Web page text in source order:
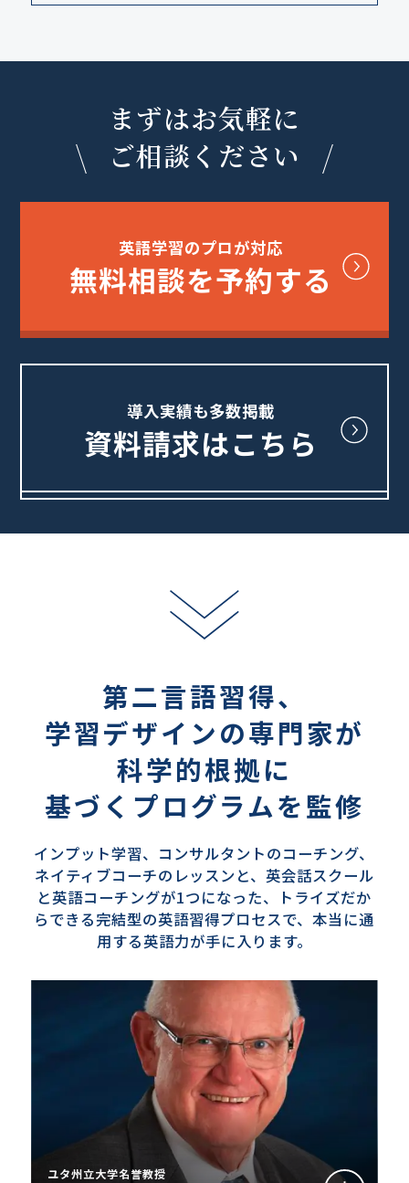
まずはお気軽に
ご相談ください
英語学習のプロが対応
無料相談を予約する
導入実績も多数掲載
資料請求はこちら
第二言語習得、
学習デザインの専門家が
科学的根拠に
基づくプログラムを監修
インプット学習、コンサルタントのコーチング、
ネイティブコーチのレッスンと、英会話スクール
と英語コーチングが1つになった、
トライズだか
らできる完結型の英語習得プロセスで、本当に通
用する英語力が手に入ります。
ユタ州立大学名誉教授